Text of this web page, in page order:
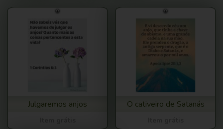
Julgaremos anjos O cativeiro de Satanás